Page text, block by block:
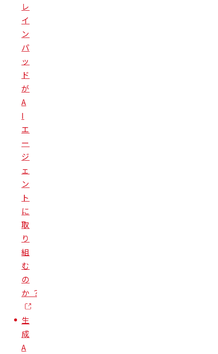
レ
イ
ン
パ
ッ
ド
が
A
I
エ
ー
ジ
ェ
ン
ト
に
取
り
組
む
の
か ？
生
成
A